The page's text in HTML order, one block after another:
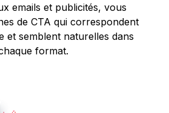
emails et publicités, vous
de CTA qui correspondent
et semblent naturelles dans
format.